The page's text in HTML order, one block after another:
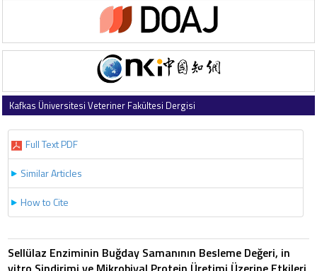
Kafkas Üniversitesi Veteriner Fakültesi Dergisi
Full Text PDF
Similar Articles
How to Cite
Sellülaz Enziminin Buğday Samanının Besleme Değeri, in